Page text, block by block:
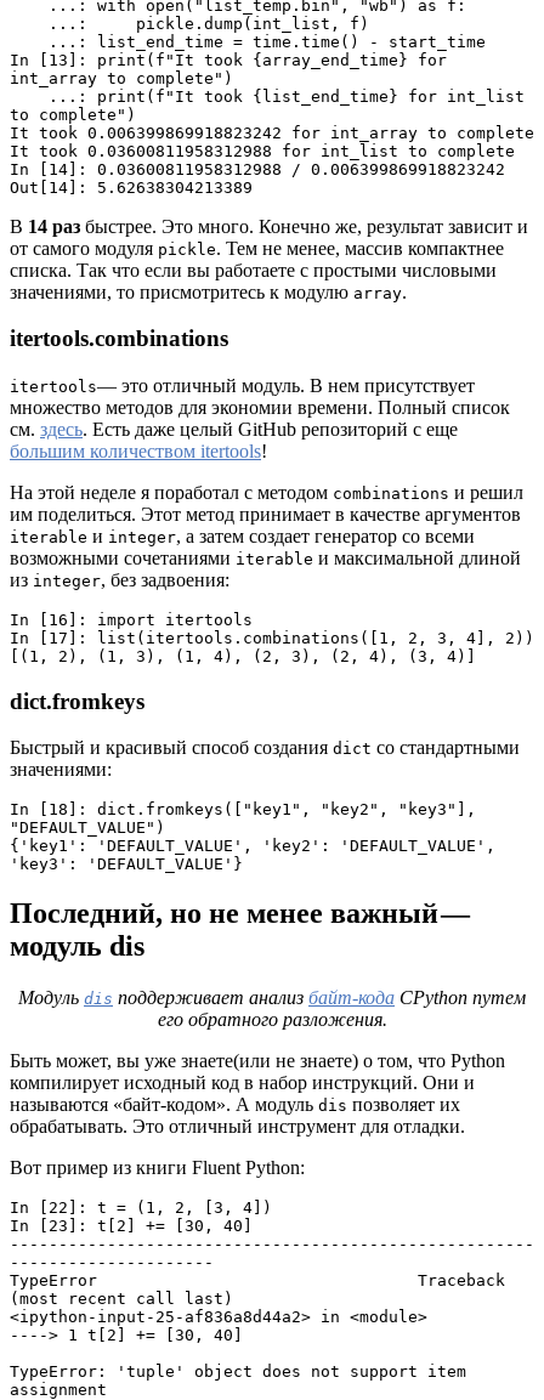
    ...: with open("list_temp.bin", "wb") as f:
    ...:     pickle.dump(int_list, f)
    ...: list_end_time = time.time() - start_time
In [13]: print(f"It took {array_end_time} for
int_array to complete")
to complete")
It took 0.006399869918823242 for int_array to complete
It took 0.03600811958312988 for int_list to complete
In [14]: 0.03600811958312988 / 0.006399869918823242
Out[14]: 5.62638304213389
В 14 раз быстрее. Это много. Конечно же, результат зависит и
от самого модуля pickle. Тем не менее, массив компактнее
списка. Так что если вы работаете с простыми числовыми
значениями, то присмотритесь к модулю array.
itertools.combinations
itertools— это отличный модуль. В нем присутствует
множество методов для экономии времени. Полный список
см. здесь. Есть даже целый GitHub репозиторий с еще
большим количеством itertools!
На этой неделе я поработал с методом combinations и решил
им поделиться. Этот метод принимает в качестве аргументов
iterable и integer, а затем создает генератор со всеми
возможными сочетаниями iterable и максимальной длиной
из integer, без задвоения:
In [16]: import itertools
In [17]: list(itertools.combinations([1, 2, 3, 4], 2))
[(1, 2), (1, 3), (1, 4), (2, 3), (2, 4), (3, 4)]
dict.fromkeys
Быстрый и красивый способ создания dict со стандартными
значениями:
In [18]: dict.fromkeys(["key1", "key2", "key3"],
"DEFAULT_VALUE")
{'key1': 'DEFAULT_VALUE', 'key2': 'DEFAULT_VALUE',
'key3': 'DEFAULT_VALUE'}
Последний, но не менее важный —
модуль dis
Модуль dis поддерживает анализ байт-кода CPython путем
его обратного разложения.
Быть может, вы уже знаете(или не знаете) о том, что Python
компилирует исходный код в набор инструкций. Они и
называются «байт-кодом». А модуль dis позволяет их
обрабатывать. Это отличный инструмент для отладки.
Вот пример из книги Fluent Python:
In [22]: t = (1, 2, [3, 4])
In [23]: t[2] += [30, 40]
------------------------------------------------------
---------------------
TypeError                                 Traceback
(most recent call last)
<ipython-input-25-af836a8d44a2> in <module>
----> 1 t[2] += [30, 40]
TypeError: 'tuple' object does not support item
assignment